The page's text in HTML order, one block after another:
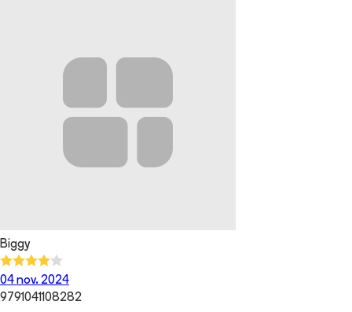
Biggy
04 nov. 2024
9791041108282